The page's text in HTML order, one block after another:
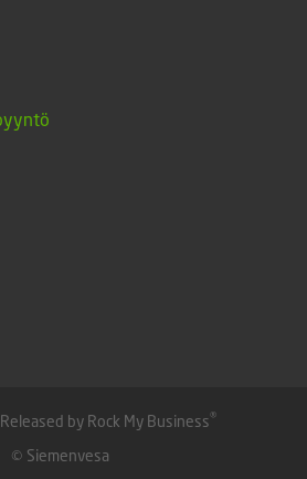
by Rock My Business®
© Siemenvesa